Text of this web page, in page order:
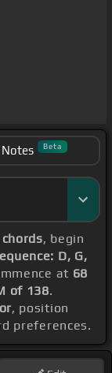
Notes Beta
, begin
D, G,
at 68
of 138.
, position
preferences.